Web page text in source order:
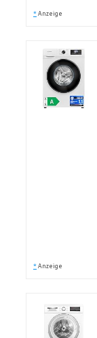
* Anzeige
* Anzeige